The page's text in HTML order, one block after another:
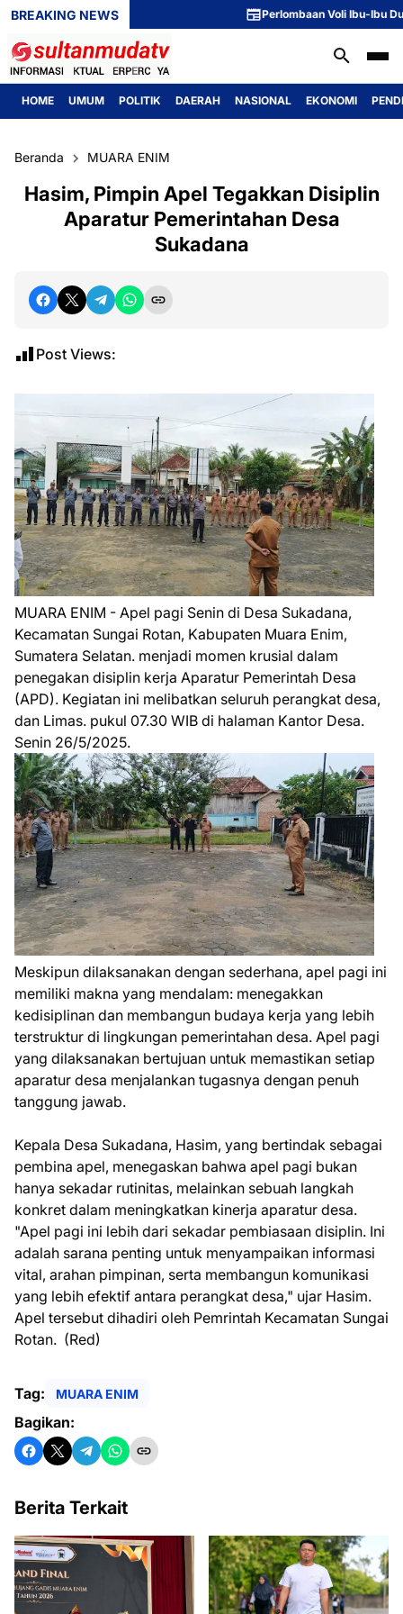
BREAKING NEWS Perlombaan Voli Ibu-Ibu Dusun
HOME UMUM POLITIK DAERAH NASIONAL EKONOMI
Beranda MUARA ENIM
Hasim, Pimpin Apel Tegakkan Disiplin
Aparatur Pemerintahan Desa
Sukadana
Post Views:
MUARA ENIM - Apel pagi Senin di Desa Sukadana,
Kecamatan Sungai Rotan, Kabupaten Muara Enim,
Sumatera Selatan. menjadi momen krusial dalam
penegakan disiplin kerja Aparatur Pemerintah Desa
(APD). Kegiatan ini melibatkan seluruh perangkat desa,
dan Limas. pukul 07.30 WIB di halaman Kantor Desa.
Senin 26/5/2025.
Meskipun dilaksanakan dengan sederhana, apel pagi ini
memiliki makna yang mendalam: menegakkan
kedisiplinan dan membangun budaya kerja yang lebih
terstruktur di lingkungan pemerintahan desa. Apel pagi
yang dilaksanakan bertujuan untuk memastikan setiap
aparatur desa menjalankan tugasnya dengan penuh
tanggung jawab.
Kepala Desa Sukadana, Hasim, yang bertindak sebagai
pembina apel, menegaskan bahwa apel pagi bukan
hanya sekadar rutinitas, melainkan sebuah langkah
konkret dalam meningkatkan kinerja aparatur desa.
"Apel pagi ini lebih dari sekadar pembiasaan disiplin. Ini
adalah sarana penting untuk menyampaikan informasi
vital, arahan pimpinan, serta membangun komunikasi
yang lebih efektif antara perangkat desa," ujar Hasim.
Apel tersebut dihadiri oleh Pemrintah Kecamatan Sungai
Rotan. (Red)
Tag: MUARA ENIM
Bagikan:
Berita Terkait